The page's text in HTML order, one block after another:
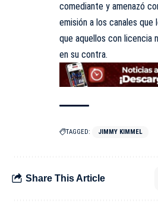
comediante y amenazó
emisión a los canales
que aquellos con licencia
en su contra.
TAGGED: JIMMY KIMMEL
Share This Article